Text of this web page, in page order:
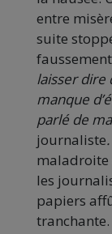
entre
suite
laisser dire
manque
parlé de
journaliste.
maladroite
les
papiers